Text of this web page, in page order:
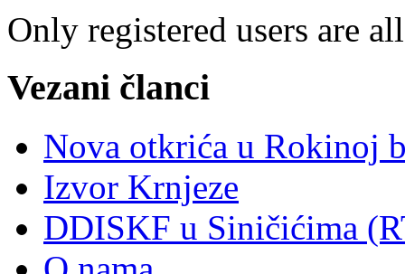
Only registered users are
Vezani članci
Nova otkrića u Rokinoj
Izvor Krnjeze
DDISKF u Siničićima